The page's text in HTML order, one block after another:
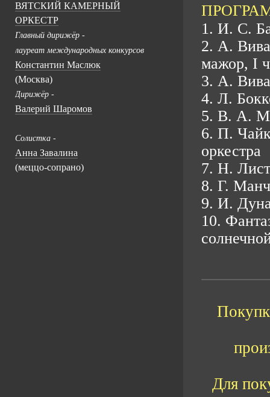
ВЯТСКИЙ КАМЕРНЫЙ
ОРКЕСТР
Главный дирижёр -
лауреат международных конкурсов
Константин Маслюк
(Москва)
Дирижёр -
Валерий Шаромов
Солистка -
Анна Завалина
(меццо-сопрано)
1. И. С.
2. А.
мажор, I
3. А.
4. Л.
5. В. А.
6. П.
оркестра
7. Н.
8. Г.
9. И.
10.
Для